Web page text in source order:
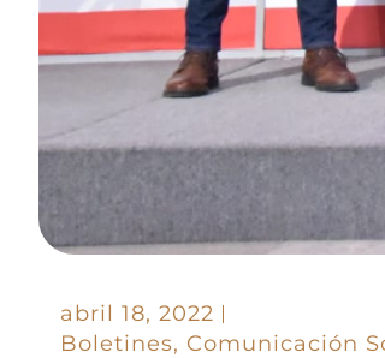
abril 18, 2022
Boletines, Comunicación